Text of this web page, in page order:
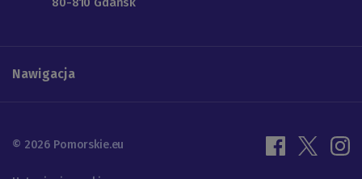
Nawigacja
© 2026 Pomorskie.eu